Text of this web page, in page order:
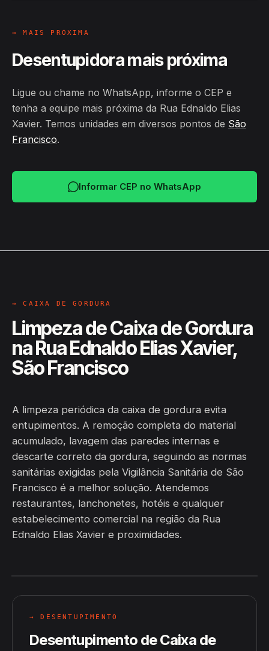
→ MAIS PRÓXIMA
Desentupidora mais próxima
Ligue ou chame no WhatsApp, informe o CEP e
tenha a equipe mais próxima da Rua Ednaldo Elias
Xavier. Temos unidades em diversos pontos de São
Francisco.
Informar CEP no WhatsApp
→ CAIXA DE GORDURA
Limpeza de Caixa de Gordura
na Rua Ednaldo Elias Xavier,
São Francisco
A limpeza periódica da caixa de gordura evita
entupimentos. A remoção completa do material
acumulado, lavagem das paredes internas e
descarte correto da gordura, seguindo as normas
sanitárias exigidas pela Vigilância Sanitária de São
Francisco é a melhor solução. Atendemos
restaurantes, lanchonetes, hotéis e qualquer
estabelecimento comercial na região da Rua
Ednaldo Elias Xavier e proximidades.
→ DESENTUPIMENTO
Desentupimento de Caixa de